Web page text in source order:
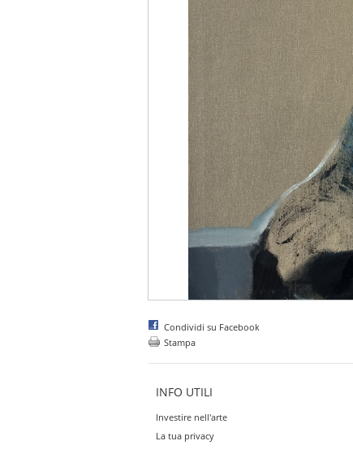
Condividi su Facebook
Stampa
INFO UTILI
Investire nell'arte
La tua privacy